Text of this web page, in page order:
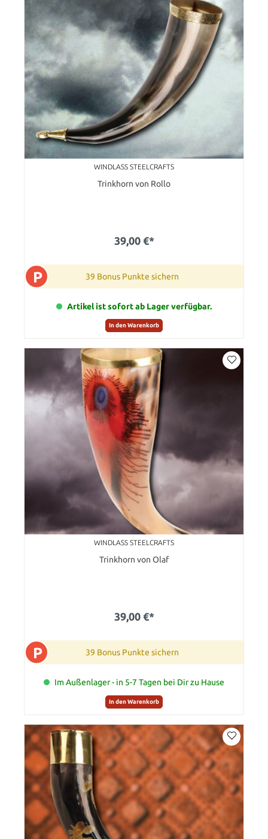
WINDLASS STEELCRAFTS
Trinkhorn von Rollo
39,00 €*
P 39 Bonus Punkte sichern
Artikel ist sofort ab Lager verfügbar.
In den Warenkorb
WINDLASS STEELCRAFTS
Trinkhorn von Olaf
39,00 €*
P 39 Bonus Punkte sichern
Im Außenlager - in 5-7 Tagen bei Dir zu Hause
In den Warenkorb